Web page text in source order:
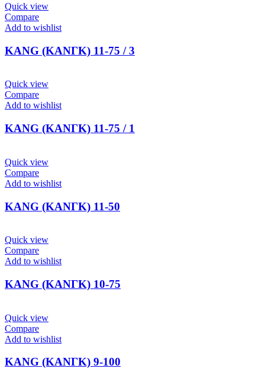
Quick view
Compare
Add to wishlist
KANG (ΚΑΝΓΚ) 11-75 / 3
Quick view
Compare
Add to wishlist
KANG (ΚΑΝΓΚ) 11-75 / 1
Quick view
Compare
Add to wishlist
KANG (ΚΑΝΓΚ) 11-50
Quick view
Compare
Add to wishlist
KANG (ΚΑΝΓΚ) 10-75
Quick view
Compare
Add to wishlist
KANG (ΚΑΝΓΚ) 9-100